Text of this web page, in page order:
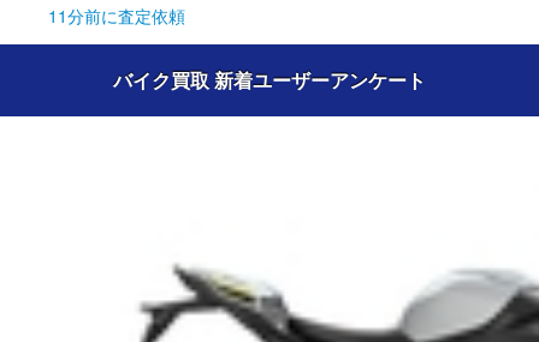
11分前に査定依頼
バイク買取 新着ユーザーアンケート